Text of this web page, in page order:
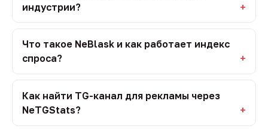
индустрии?
Что такое NeBlask и как работает индекс
спроса?
Как найти TG-канал для рекламы через
NeTGStats?